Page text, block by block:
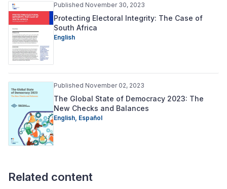
Published November 30, 2023
Protecting Electoral Integrity: The Case of
South Africa
English
Published November 02, 2023
The Global State of Democracy 2023: The
New Checks and Balances
English, Español
Related content